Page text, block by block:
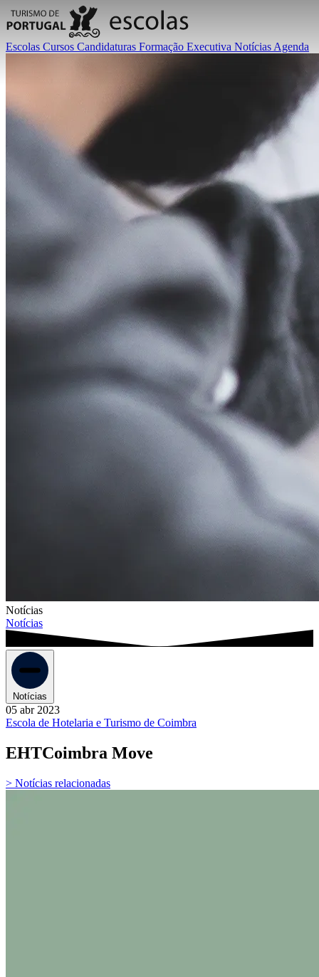
Escolas Cursos Candidaturas Formação Executiva Notícias Agenda
Notícias
Notícias
Notícias
05 abr 2023
Escola de Hotelaria e Turismo de Coimbra
EHTCoimbra Move
> Notícias relacionadas